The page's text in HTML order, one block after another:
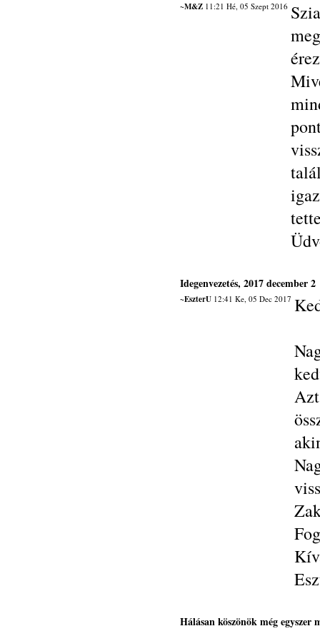
~M&Z11:21 Hé, 05 Szept 2016
Idegenvezetés, 2017 december 2
~EszterU12:41 Ke, 05 Dec 2017
Hálásan köszönök még egyszer